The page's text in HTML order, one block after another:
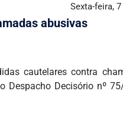
Sexta-feira,
abusivas
cautelares contra
Decisório nº